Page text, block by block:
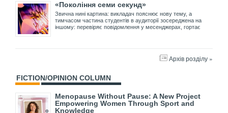
«Покоління семи секунд»
Звична нині картина: викладач пояснює нову тему, а
тимчасом частина студентів в аудиторії зосереджена на
іншому: перевіряє повідомлення у месенджерах, гортає
Архів розділу »
FICTION/OPINION COLUMN
Menopause Without Pause: A New Project
Empowering Women Through Sport and
Knowledge